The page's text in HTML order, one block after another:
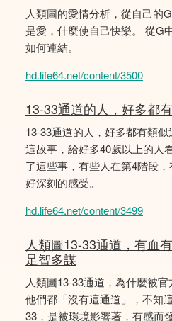
人類圖的愛情分析，從自己的
是愛，什麼使自己快樂。 從G
如何連結。
hd.life64.net/content/3500
13-33通道的人，好多都
13-33通道的人，好多都有類
這故事，給好多40歲以上的人
了這些事，有些人在第4階段，
好深刻的感受。
hd.life64.net/content/3499
人類圖13-33通道，有血
足智多謀
人類圖13-33通道，為什麼被
他們都「沒有這通道」，不知
33，是被環境影響著，有感而